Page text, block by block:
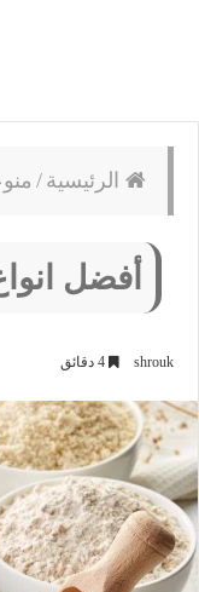
الرئيسية /
أفضل
shrouk